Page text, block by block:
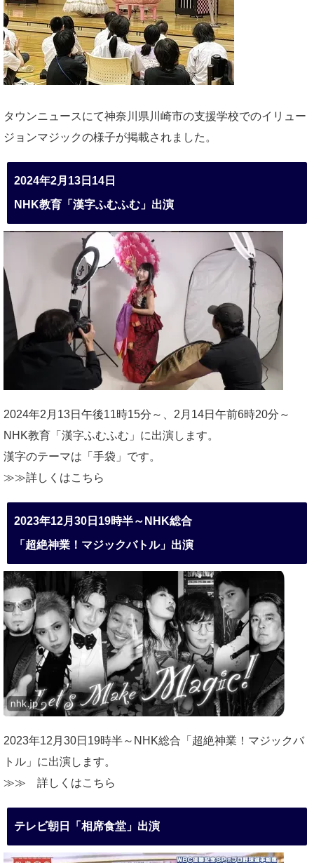
タウンニュースにて神奈川県川崎市の支援学校でのイリュー
ジョンマジックの様子が掲載されました。
2024年2月13日14日
NHK教育「漢字ふむふむ」出演
2024年2月13日午後11時15分～、2月14日午前6時20分～
NHK教育「漢字ふむふむ」に出演します。
漢字のテーマは「手袋」です。
≫≫詳しくはこちら
2023年12月30日19時半～NHK総合
「超絶神業！マジックバトル」出演
2023年12月30日19時半～NHK総合「超絶神業！マジックバ
トル」に出演します。
≫≫ 詳しくはこちら
テレビ朝日「相席食堂」出演